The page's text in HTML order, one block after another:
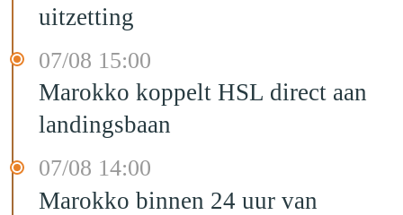
uitzetting
07/08 15:00
Marokko koppelt HSL direct aan
landingsbaan
07/08 14:00
Marokko binnen 24 uur van